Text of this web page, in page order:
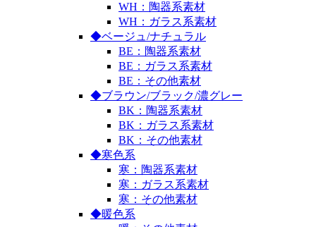
WH：陶器系素材
WH：ガラス系素材
◆ベージュ/ナチュラル
BE：陶器系素材
BE：ガラス系素材
BE：その他素材
◆ブラウン/ブラック/濃グレー
BK：陶器系素材
BK：ガラス系素材
BK：その他素材
◆寒色系
寒：陶器系素材
寒：ガラス系素材
寒：その他素材
◆暖色系